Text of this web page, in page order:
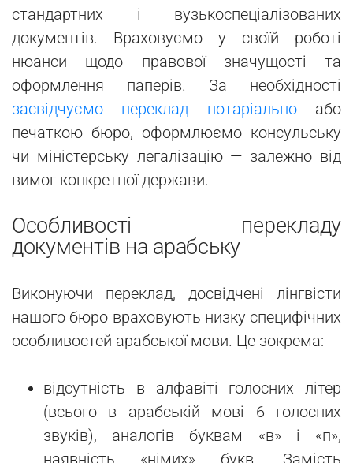
стандартних і вузькоспеціалізованих
документів. Враховуємо у своїй роботі
нюанси щодо правової значущості та
оформлення паперів. За необхідності
засвідчуємо переклад нотаріальноабо
печаткою бюро, оформлюємо консульську
чи міністерську легалізацію — залежно від
вимог конкретної держави.
Особливості перекладу
документів на арабську
Виконуючи переклад, досвідчені лінгвісти
нашого бюро враховують низку специфічних
особливостей арабської мови. Це зокрема:
відсутність в алфавіті голосних літер
(всього в арабській мові 6 голосних
звуків), аналогів буквам «в» і «п»,
наявність «німих» букв. Замість